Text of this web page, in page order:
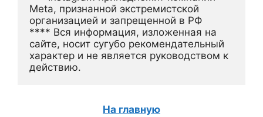
Meta, признанной экстремистской
организацией и запрещенной в РФ
**** Вся информация, изложенная на
сайте, носит сугубо рекомендательный
характер и не является руководством к
действию.
На главную